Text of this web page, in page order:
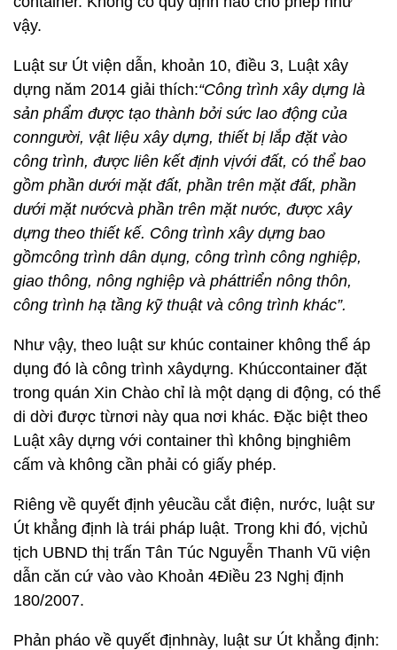
vậy.
Luật sư Út viện dẫn, khoản 10, điều 3, Luật xây
dựng năm 2014 giải thích:“Công trình xây dựng là
sản phẩm được tạo thành bởi sức lao động của
conngười, vật liệu xây dựng, thiết bị lắp đặt vào
công trình, được liên kết định vịvới đất, có thể bao
gồm phần dưới mặt đất, phần trên mặt đất, phần
dưới mặt nướcvà phần trên mặt nước, được xây
dựng theo thiết kế. Công trình xây dựng bao
gồmcông trình dân dụng, công trình công nghiệp,
giao thông, nông nghiệp và pháttriển nông thôn,
công trình hạ tầng kỹ thuật và công trình khác”.
Như vậy, theo luật sư khúc container không thể áp
dụng đó là công trình xâydựng. Khúccontainer đặt
trong quán Xin Chào chỉ là một dạng di động, có thể
di dời được từnơi này qua nơi khác. Đặc biệt theo
Luật xây dựng với container thì không bịnghiêm
cấm và không cần phải có giấy phép.
Riêng về quyết định yêucầu cắt điện, nước, luật sư
Út khẳng định là trái pháp luật. Trong khi đó, vịchủ
tịch UBND thị trấn Tân Túc Nguyễn Thanh Vũ viện
dẫn căn cứ vào vào Khoản 4Điều 23 Nghị định
180/2007.
Phản pháo về quyết địnhnày, luật sư Út khẳng định: